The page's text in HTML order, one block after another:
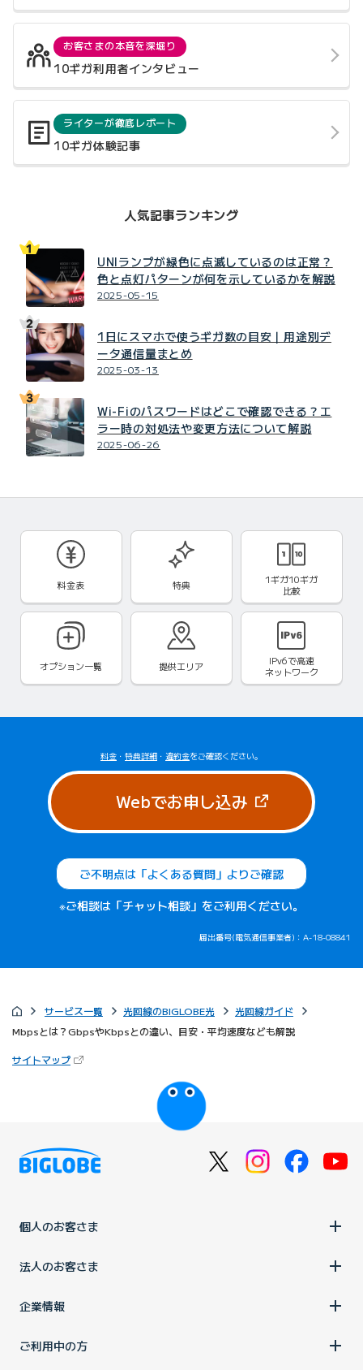
お客さまの本音を深堀り
10ギガ利用者インタビュー
ライターが徹底レポート
10ギガ体験記事
人気記事ランキング
UNIランプが緑色に点滅しているのは正常？
色と点灯パターンが何を示しているかを解説
2025-05-15
1日にスマホで使うギガ数の目安｜用途別デ
ータ通信量まとめ
2025-03-13
Wi-Fiのパスワードはどこで確認できる？エ
ラー時の対処法や変更方法について解説
2025-06-26
料金表 特典
1ギガ10ギガ
比較
オプション一覧 提供エリア IPv6で高速
ネットワーク
料金 ・ 特典詳細 ・ 違約金をご確認ください。
Webでお申し込み（新しいタブ
ご不明点は「よくある質問」よりご確認
※ご相談は「チャット相談」をご利用ください。
届出番号(電気通信事業者)：A-18-08841
サービス一覧 光回線のBIGLOBE光
光回線ガイド
Mbpsとは？GbpsやKbpsとの違い、目安・平均速度なども解説
サイトマップ（新しいタブで開きます）
個人のお客さま
法人のお客さま
企業情報
ご利用中の方